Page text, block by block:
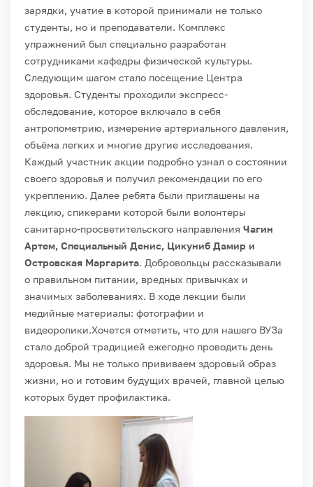
зарядки, учатие в которой принимали не только
студенты, но и преподаватели. Комплекс
упражнений был специально разработан
сотрудниками кафедры физической культуры.
Следующим шагом стало посещение Центра
здоровья. Студенты проходили экспресс-
обследование, которое включало в себя
антропометрию, измерение артериального давления,
объёма легких и многие другие исследования.
Каждый участник акции подробно узнал о состоянии
своего здоровья и получил рекомендации по его
укреплению. Далее ребята были приглашены на
лекцию, спикерами которой были волонтеры
санитарно-просветительского направления Чагин
Артем, Специальный Денис, Цикуниб Дамир и
Островская Маргарита. Добровольцы рассказывали
о правильном питании, вредных привычках и
значимых заболеваниях. В ходе лекции были
медийные материалы: фотографии и
видеоролики.Хочется отметить, что для нашего ВУЗа
стало доброй традицией ежегодно проводить день
здоровья. Мы не только прививаем здоровый образ
жизни, но и готовим будущих врачей, главной целью
которых будет профилактика.